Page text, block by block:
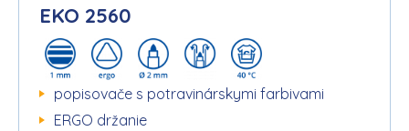
EKO 2560
popisovače s potravinárskymi farbivami
ERGO držanie